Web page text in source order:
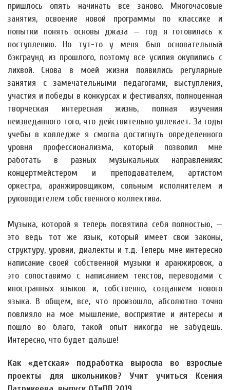
пришлось опять начинать все заново. Многочасовые
занятия, освоение новой программы по классике и
попытки понять основы джаза — год я готовилась к
поступлению. Но тут-то у меня был основательный
бэкграунд из прошлого, поэтому все усилия окупились с
лихвой. Снова в моей жизни появились регулярные
занятия с замечательными педагогами, выступления,
участия и победы в конкурсах и фестивалях, полноценная
творческая интересная жизнь, полная изучения
неизведанного того, что действительно увлекает. За годы
учебы в колледже я смогла достигнуть определенного
уровня профессионализма, который позволил мне
работать в разных музыкальных направлениях:
концертмейстером и преподавателем, артистом
оркестра, аранжировщиком, сольным исполнителем и
руководителем собственного коллектива.
Музыка, которой я теперь посвятила себя полностью, —
это ведь тот же язык, который имеет свои законы,
структуру, уровни, диалекты и т.д. Теперь мне интересно
написание своей собственной музыки и аранжировок, а
это сопоставимо с написанием текстов, переводами с
иностранных языков и, собственно, созданием нового
языка. В общем, все, что произошло, абсолютно точно
повлияло на мое мышление, восприятие и интересы и
пошло во благо, такой опыт никогда не забудешь.
Интересно, что будет дальше!
Как «детская» подработка выросла во взрослые
проекты для школьников? Учит учиться Ксения